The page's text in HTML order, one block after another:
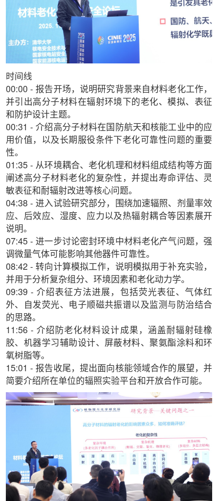
时间线
00:00 - 报告开场，说明研究背景来自材料老化工作，
并引出高分子材料在辐射环境下的老化、模拟、表征
和防护设计主题。
00:31 - 介绍高分子材料在国防航天和核能工业中的应
用价值，以及长期服役条件下老化可靠性问题的重要
性。
01:35 - 从环境耦合、老化机理和材料组成结构等方面
阐述高分子材料老化的复杂性，并提出寿命评估、灵
敏表征和耐辐射改进等核心问题。
04:38 - 进入试验研究部分，围绕加速辐照、剂量率效
应、后效应、湿度、应力以及热辐射耦合等因素展开
说明。
07:45 - 进一步讨论密封环境中材料老化产气问题，强
调微量气体可能影响其他器件可靠性。
08:42 - 转向计算模拟工作，说明模拟用于补充实验，
并用于分析复杂组分、环境因素和老化动力学。
09:39 - 介绍表征方法进展，包括荧光表征、气体红
外、自发荧光、电子顺磁共振谱以及监测与防治结合
的思路。
11:56 - 介绍防老化材料设计成果，涵盖耐辐射硅橡
胶、机器学习辅助设计、屏蔽材料、聚氨酯涂料和环
氧树脂等。
15:01 - 报告收尾，提出面向核能领域合作的展望，并
简要介绍所在单位的辐照实验平台和开放合作可能。